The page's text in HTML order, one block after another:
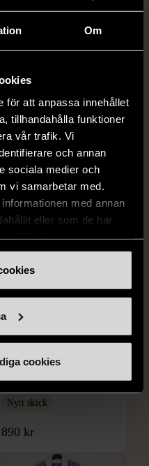
Om
för att anpassa innehållet
tillhandahålla funktioner
vår trafik. Vi
och annan
sociala medier och
vi samarbetar med.
med annan
eller som de har
cookies
1/5
Remake - tunn rock i
linne
Nytt skick
890 kr
Remake - tunn rock i
linne
Nytt skick
890 kr